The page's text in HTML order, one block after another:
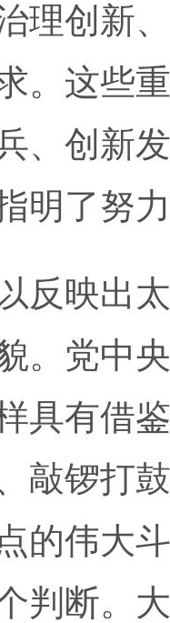
理创新
。这些
、创新
明了努
映出太
。党中
具有借
敲锣打
的伟大
判断。